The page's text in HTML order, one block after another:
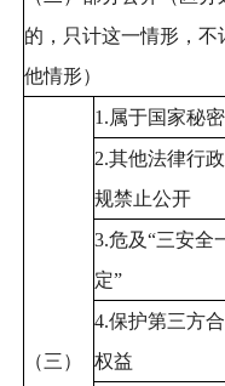
的，只计这一情形，不
他情形）
（三）
1.属于国家秘密
2.其他法律行
规禁止公开
3.危及“三安全
定”
4.保护第三方
权益